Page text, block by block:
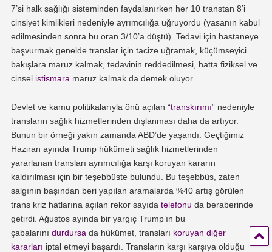
7’si halk sağlığı sisteminden faydalanırken her 10 transtan 8’i
cinsiyet kimlikleri nedeniyle ayrımcılığa uğruyordu (yasanın kabul
edilmesinden sonra bu oran 3/10’a düştü). Tedavi için hastaneye
başvurmak genelde translar için tacize uğramak, küçümseyici
bakışlara maruz kalmak, tedavinin reddedilmesi, hatta fiziksel ve
cinsel istismara maruz kalmak da demek oluyor.
Devlet ve kamu politikalarıyla önü açılan “transkırımı” nedeniyle
transların sağlık hizmetlerinden dışlanması daha da artıyor.
Bunun bir örneği yakın zamanda ABD’de yaşandı. Geçtiğimiz
Haziran ayında Trump hükümeti sağlık hizmetlerinden
yararlanan transları ayrımcılığa karşı koruyan kararın
kaldırılması için bir teşebbüste bulundu. Bu teşebbüs, zaten
salgının başından beri yapılan aramalarda %40 artış görülen
trans kriz hatlarına açılan rekor sayıda telefonu da beraberinde
getirdi. Ağustos ayında bir yargıç Trump’ın bu
çabalarını durdursa da hükümet, transları koruyan diğer
kararları iptal etmeyi başardı. Transların karşı karşıya olduğu